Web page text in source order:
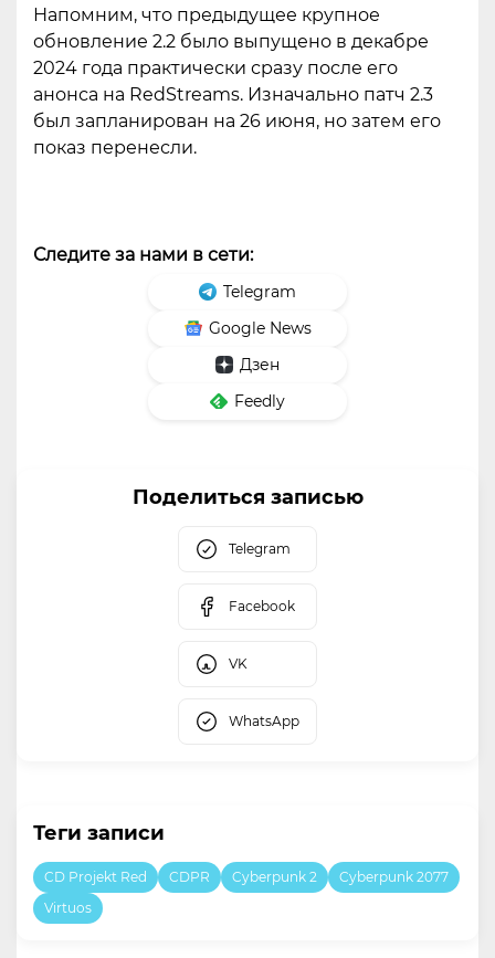
Напомним, что предыдущее крупное
обновление 2.2 было выпущено в декабре
2024 года практически сразу после его
анонса на RedStreams. Изначально патч 2.3
был запланирован на 26 июня, но затем его
показ перенесли.
Следите за нами в сети:
Telegram
Google News
Дзен
Feedly
Поделиться записью
Telegram
Facebook
VK
WhatsApp
Теги записи
CD Projekt Red CDPR Cyberpunk 2
Cyberpunk 2077
Virtuos